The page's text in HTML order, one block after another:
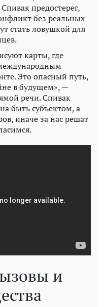
предостерег,
без реальных
стать ловушкой для
карты, где
Это опасный путь,
в будущем», —
речи. Спивак
быть субъектом, а
иначе за нас решат
и